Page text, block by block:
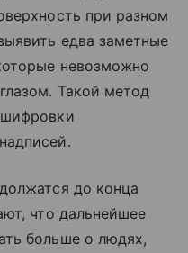
при разном
едва заметные
невозможно
Такой метод
до конца
что дальнейшее
больше о людях,